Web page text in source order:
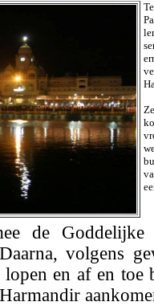
de
volgens
lopen en af en